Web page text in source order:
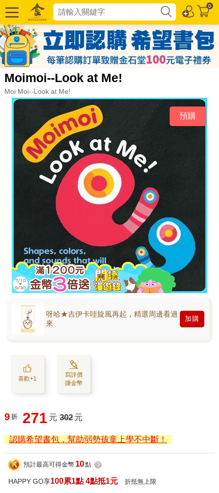
0
Moimoi--Look at Me!
Moi Moi--Look at Me!
預購
呀哈★吉伊卡哇旋風再起，精選周邊看過
來
加購
喜歡+1
寫評價
賺金幣
9 折 271 元 302 元
認購希望書包，幫助弱勢孩童上學不中斷！
預計最高可得金幣 10點 ?
HAPPY GO享100累1點 4點抵1元 折抵無上限